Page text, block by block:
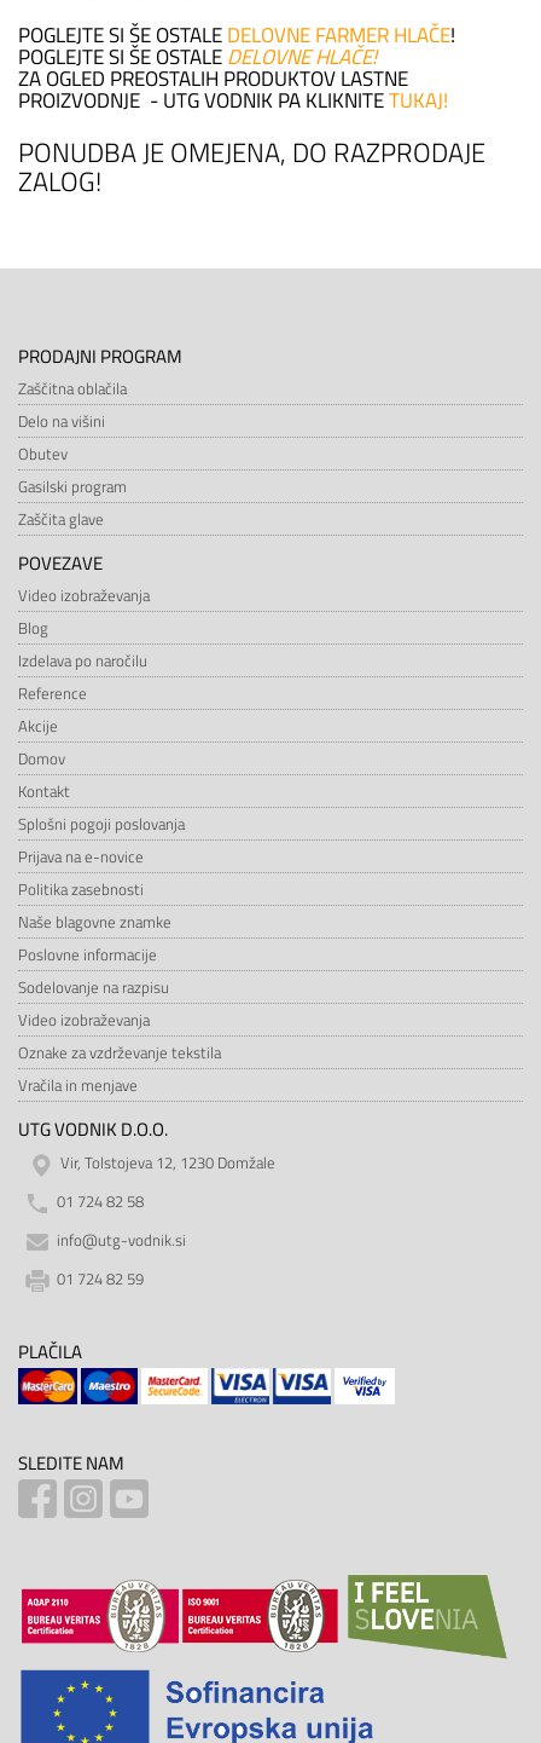
POGLEJTE SI ŠE OSTALEDELOVNE FARMER HLAČE!
POGLEJTE SI ŠE OSTALEDELOVNE HLAČE!
ZA OGLED PREOSTALIH PRODUKTOV LASTNE
PROIZVODNJE - UTG VODNIK PA KLIKNITETUKAJ!
PONUDBA JE OMEJENA, DO RAZPRODAJE
ZALOG!
PRODAJNI PROGRAM
Zaščitna oblačila
Delo na višini
Obutev
Gasilski program
Zaščita glave
POVEZAVE
Video izobraževanja
Blog
Izdelava po naročilu
Reference
Akcije
Domov
Kontakt
Splošni pogoji poslovanja
Prijava na e-novice
Politika zasebnosti
Naše blagovne znamke
Poslovne informacije
Sodelovanje na razpisu
Video izobraževanja
Oznake za vzdrževanje tekstila
Vračila in menjave
UTG VODNIK D.O.O.
Vir, Tolstojeva 12, 1230 Domžale
01 724 82 58
info@utg-vodnik.si
01 724 82 59
PLAČILA
SLEDITE NAM